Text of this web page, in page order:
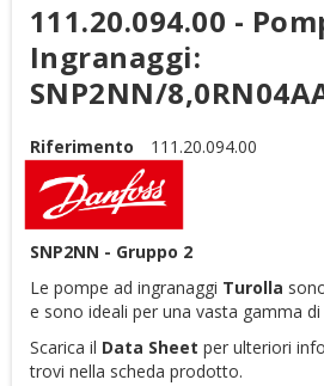
111.20.094.00 -
Ingranaggi:
SNP2NN/
Riferimento 111.20.094.00
SNP2NN - Gruppo 2
Le pompe ad ingranaggi Turolla
e sono ideali per una vasta gamma di
Scarica il Data Sheet per ulteriori
trovi nella scheda prodotto.